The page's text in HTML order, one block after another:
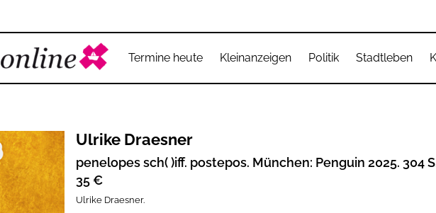
Termine heute Kleinanzeigen Politik Stadtleben
Ulrike Draesner
penelopes sch( )iff. postepos. München: Penguin 2025. 304
35 €
Ulrike Draesner.